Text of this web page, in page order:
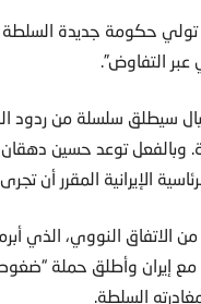
تولي حكومة جديدة
عبر التفاوض”.
سيطلق سلسلة من ردود
وبالفعل توعد حسين
الإيرانية المقرر أن
الاتفاق النووي، الذي
وألمانيا في ما يعرف بمجموعة 5+1 مع
السلطة.